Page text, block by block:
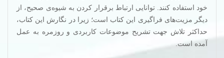
خود استفاده کنند. توانایی ارتباط برقرار کردن به شیوه‌ی صحیح، از
دیگر مزیت‌های فراگیری این کتاب است؛ زیرا در نگارش این کتاب،
حداکثر تلاش جهت تشریح موضوعات کاربردی و روزمره به عمل
آمده است.